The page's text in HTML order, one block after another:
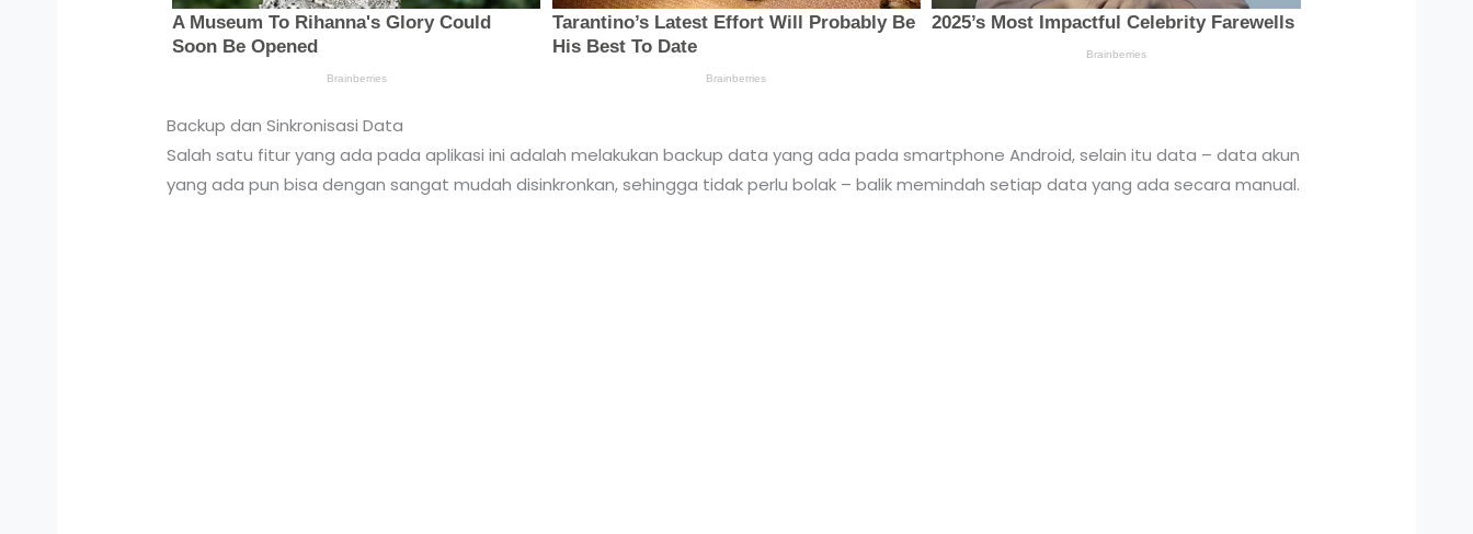
Backup dan Sinkronisasi Data
Salah satu fitur yang ada pada aplikasi ini adalah melakukan backup data yang ada pada smartphone Android, selain itu data – data akun
yang ada pun bisa dengan sangat mudah disinkronkan, sehingga tidak perlu bolak – balik memindah setiap data yang ada secara manual.